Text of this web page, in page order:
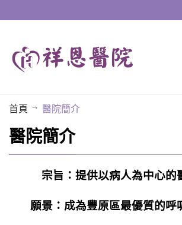
首頁 醫院簡介
醫院簡介
宗旨：提供以病人為中心的
願景：成為豐原區最優質的呼